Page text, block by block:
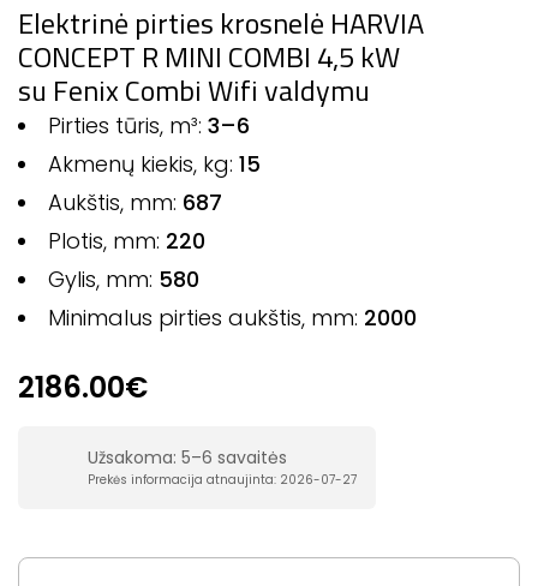
Elektrinė pirties krosnelė HARVIA
CONCEPT R MINI COMBI 4,5 kW
su Fenix Combi Wifi valdymu
Pirties tūris, m³: 3–6
Akmenų kiekis, kg: 15
Aukštis, mm: 687
Plotis, mm: 220
Gylis, mm: 580
Minimalus pirties aukštis, mm: 2000
2186.00€
Užsakoma: 5–6 savaitės
Prekės informacija atnaujinta: 2026-07-27